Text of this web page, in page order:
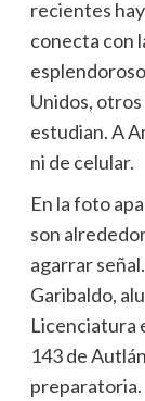
recientes
conecta con
Unidos,
estudian. A
ni de celular.
En la foto
son
agarrar
Garibaldo,
Licenciatura
143 de
preparatoria.